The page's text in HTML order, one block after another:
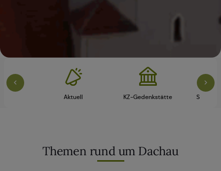
Aktuell KZ-Gedenkstätte Schloss
Themen rund um Dachau